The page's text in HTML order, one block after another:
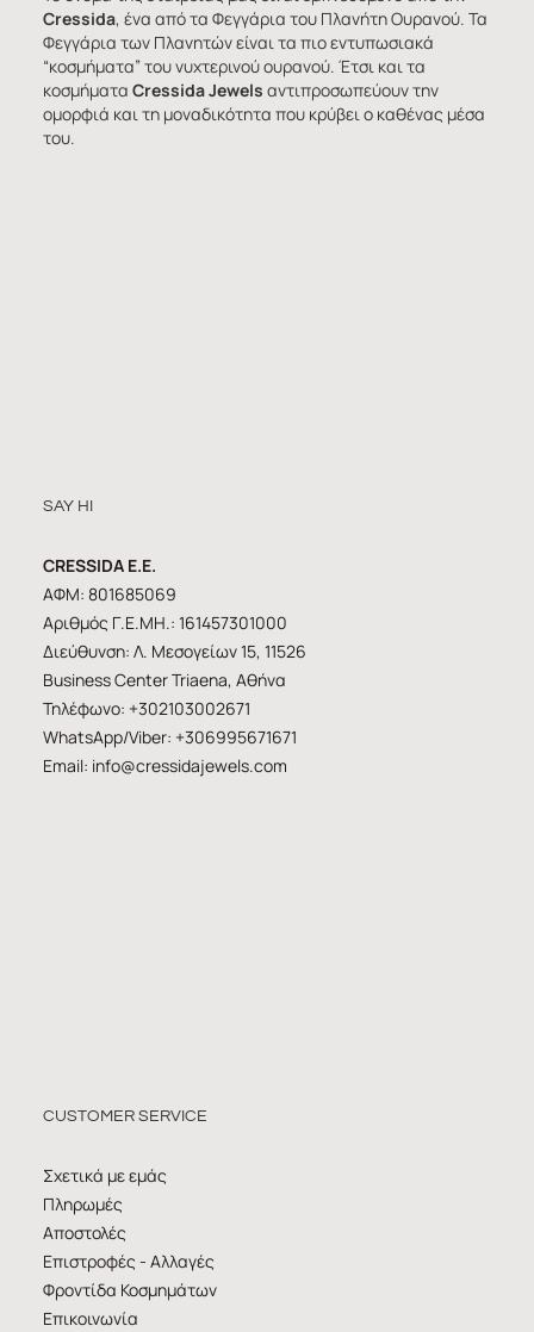
Cressida, ένα από τα Φεγγάρια του Πλανήτη Ουρανού. Τα
Φεγγάρια των Πλανητών είναι τα πιο εντυπωσιακά
“κοσμήματα” του νυχτερινού ουρανού. Έτσι και τα
κοσμήματα Cressida Jewels αντιπροσωπεύουν την
ομορφιά και τη μοναδικότητα που κρύβει ο καθένας μέσα
του.
SAY HI
CRESSIDA E.E.
ΑΦΜ: 801685069
Αριθμός Γ.Ε.ΜΗ.: 161457301000
Διεύθυνση: Λ. Μεσογείων 15, 11526
Business Center Triaena, Αθήνα
Τηλέφωνο: +302103002671
WhatsApp/Viber: +306995671671
Email: info@cressidajewels.com
CUSTOMER SERVICE
Σχετικά με εμάς
Πληρωμές
Αποστολές
Επιστροφές - Αλλαγές
Φροντίδα Κοσμημάτων
Επικοινωνία